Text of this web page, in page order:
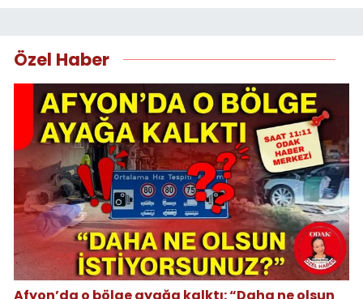
Özel Haber
Afyon’da o bölge ayağa kalktı: “Daha ne olsun